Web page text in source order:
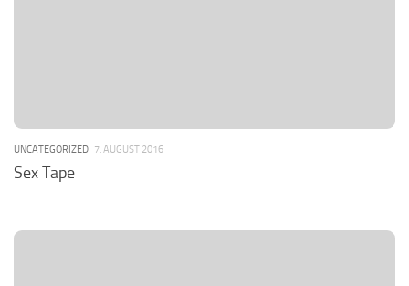
UNCATEGORIZED 7. AUGUST 2016
Sex Tape